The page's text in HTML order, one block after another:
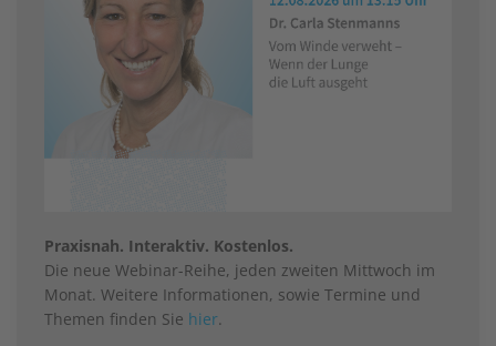
Praxisnah. Interaktiv. Kostenlos.
Die neue Webinar-Reihe, jeden zweiten Mittwoch im
Monat. Weitere Informationen, sowie Termine und
Themen finden Sie hier.